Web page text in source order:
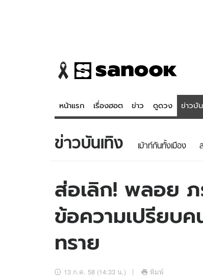
หน้าแรก เรื่องฮอต ข่าว ดูดวง ข่าวบั
ข่าว
ข่าวบันเทิง
ข่าวกีฬา
ข่าวเศรษฐกิจ
อัปเดตจีน
ดูด
สถิ
หวย
ข่าวบันเทิง เม้าท์กันทั้งเมือง
ส่อเลิก! พลอย
ข้อความเปรียบค
ทราย
13 ก.ค. 58 (14:33 น.) พิมพ์